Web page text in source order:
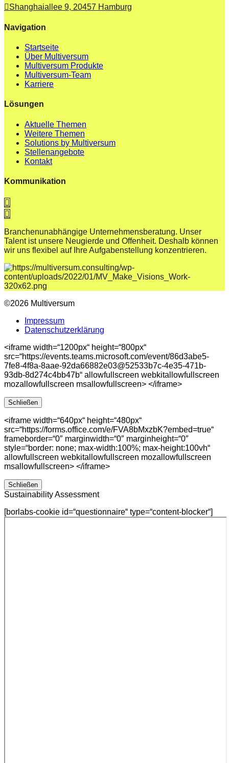
Shanghaiallee 9, 20457 Hamburg
Navigation
Startseite
Über Multiversum
Multiversum Produkte
Multiversum-Team
Karriere
Lösungen
Aktuelle Themen
Weitere Themen
Solutions by Multiversum
Stellenangebote
Kontakt
Kommunikation
Branchenunabhängige Unternehmensberatung. Unser
Talent ist unsere Neugierde und Offenheit. Deshalb können
wir uns flexibel auf Ihre Aufgabenstellung konzentrieren.
©2026 Multiversum
Impressum
Datenschutzerklärung
<iframe width=“1200px“ height=“800px“
src=“https://events.teams.microsoft.com/event/86d3abe5-
7fe8-4f8a-8aae-92da66882e03@52533b7c-4e35-471b-
93db-8d274c4bb47b“ allowfullscreen webkitallowfullscreen
mozallowfullscreen msallowfullscreen> </iframe>
Schließen
<iframe width=“640px“ height=“480px“
src=“https://forms.office.com/e/FVA8bMxzbK?embed=true“
frameborder=“0″ marginwidth=“0″ marginheight=“0″
style=“border: none; max-width:100%; max-height:100vh“
allowfullscreen webkitallowfullscreen mozallowfullscreen
msallowfullscreen> </iframe>
Schließen
Sustainability Assessment
[borlabs-cookie id=“questionnaire“ type=“content-blocker“]